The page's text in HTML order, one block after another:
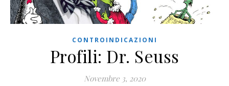
CONTROINDICAZIONI
Profili: Dr. Seuss
Novembre 3, 2020